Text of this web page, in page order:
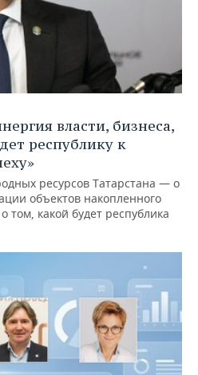
власти, бизнеса,
республику к
ресурсов Татарстана — о
объектов накопленного
том, какой будет республика